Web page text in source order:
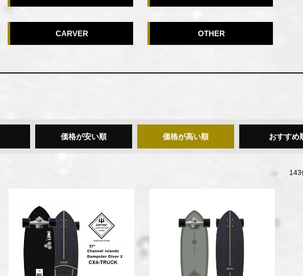
CARVER OTHER
価格が安い順 価格が高い順 おすすめ
143